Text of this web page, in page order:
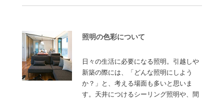
照明の色彩について
日々の生活に必要になる照明。引越しや
新築の際には、「どんな照明にしよう
か？」と、考える場面も多いと思いま
す。天井につけるシーリング照明や、間